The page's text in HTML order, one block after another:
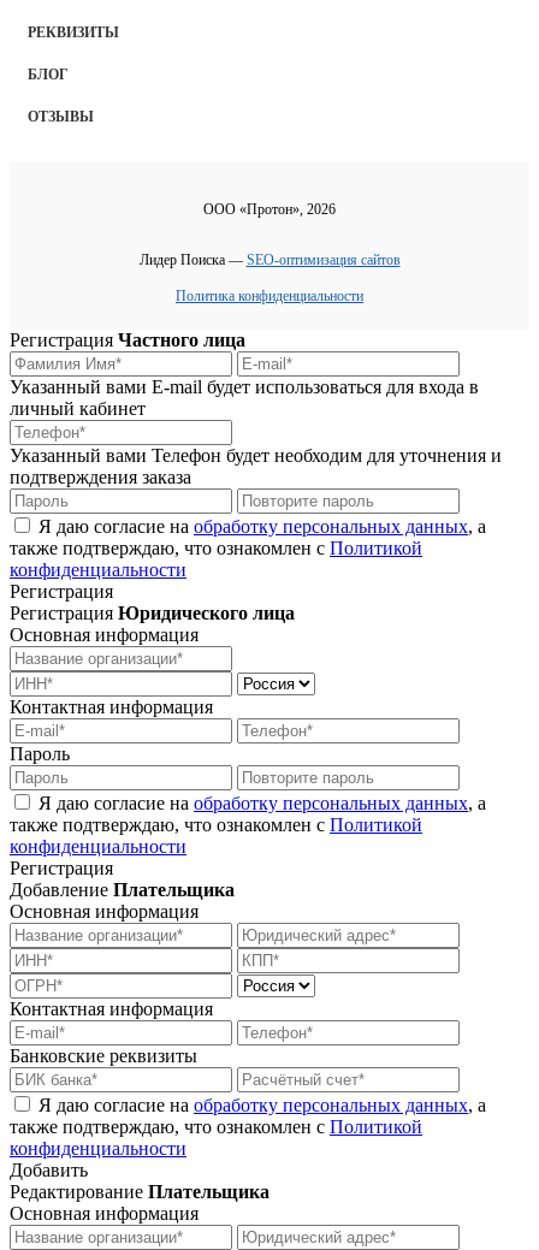
РЕКВИЗИТЫ
БЛОГ
ОТЗЫВЫ
ООО «Протон», 2026
Лидер Поиска — SEO-оптимизация сайтов
Политика конфиденциальности
Регистрация Частного лица
Указанный вами E-mail будет использоваться для входа в
личный кабинет
Указанный вами Телефон будет необходим для уточнения и
подтверждения заказа
Я даю согласие на обработку персональных данных, а
также подтверждаю, что ознакомлен с Политикой
конфиденциальности
Регистрация
Регистрация Юридического лица
Основная информация
Контактная информация
Пароль
Я даю согласие на обработку персональных данных, а
также подтверждаю, что ознакомлен с Политикой
конфиденциальности
Регистрация
Добавление Плательщика
Основная информация
Контактная информация
Банковские реквизиты
Я даю согласие на обработку персональных данных, а
также подтверждаю, что ознакомлен с Политикой
конфиденциальности
Добавить
Редактирование Плательщика
Основная информация